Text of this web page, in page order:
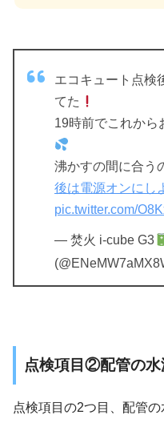
エコキュート点検
てた
19時前でこれから
沸かすの間に合う
後は電源オンにし
pic.twitter.com/
— 焚火 i-cube G3
点検項目②配管の水
点検項目の2つ目、配管の